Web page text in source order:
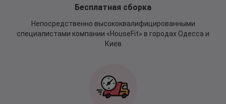
Бесплатная сборка
Непосредственно высококвалифицированными
специалистами компании «HouseFit» в городах Одесса и
Киев